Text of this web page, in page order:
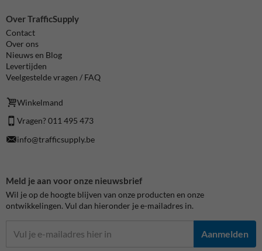
Over TrafficSupply
Contact
Over ons
Nieuws en Blog
Levertijden
Veelgestelde vragen / FAQ
Winkelmand
Vragen? 011 495 473
info@trafficsupply.be
Meld je aan voor onze nieuwsbrief
Wil je op de hoogte blijven van onze producten en onze
ontwikkelingen. Vul dan hieronder je e-mailadres in.
Aanmelden